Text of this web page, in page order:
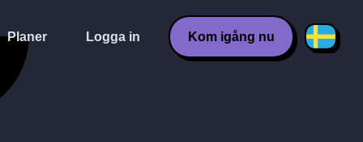
Planer Logga in Kom igång nu